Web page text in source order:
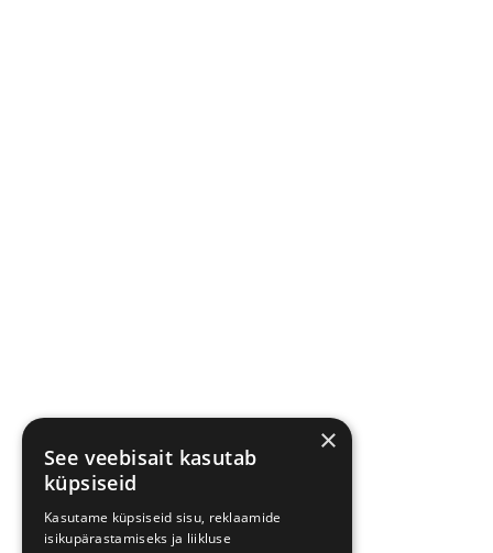
×
See veebisait kasutab
küpsiseid
Kasutame küpsiseid sisu, reklaamide
isikupärastamiseks ja liikluse